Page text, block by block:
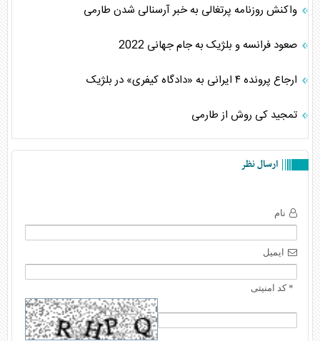
واکنش روزنامه پرتغالی به خبر آرسنالی شدن طارمی
صعود فرانسه و بلژیک به جام جهانی 2022
ارجاع پرونده ۴ ایرانی به «دادگاه کیفری» در بلژیک
تمجید کی روش از طارمی
ارسال نظر
نام
ایمیل
* کد امنیتی